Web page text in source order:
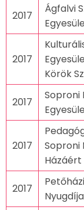
2017
Ágfalvi
2017
Körök
2017
Soproni
2017
Soproni
2017